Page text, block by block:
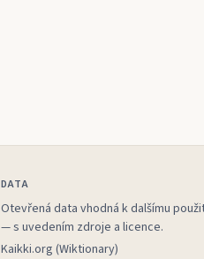
DATA
Otevřená data vhodná k dalšímu
— s uvedením zdroje a licence.
Kaikki.org (Wiktionary)